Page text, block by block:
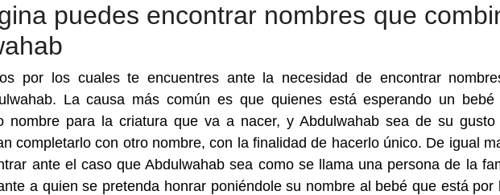
puedes encontrar nombres que
por los cuales te encuentres ante la necesidad de encontrar
La causa más común es que quienes está esperando un bebé
nombre para la criatura que va a nacer, y Abdulwahab sea de su gusto
completarlo con otro nombre, con la finalidad de hacerlo único. De igual
ante el caso que Abdulwahab sea como se llama una persona de la
a quien se pretenda honrar poniéndole su nombre al bebé que está por